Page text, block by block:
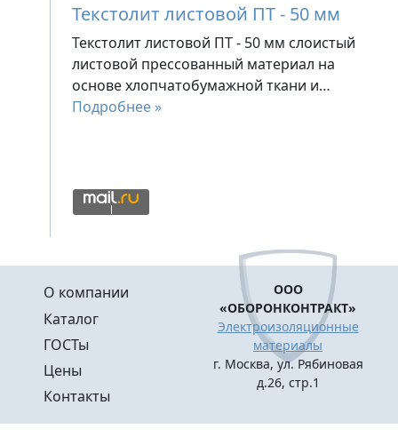
Текстолит листовой ПТ - 50 мм
Текстолит листовой ПТ - 50 мм слоистый
листовой прессованный материал на
основе хлопчатобумажной ткани и…
Подробнее »
Меню в подвале
О компании
Каталог
ГОСТы
Цены
Контакты
ООО
«ОБОРОНКОНТРАКТ»
Электроизоляционные
материалы
г. Москва, ул. Рябиновая
д.26, стр.1